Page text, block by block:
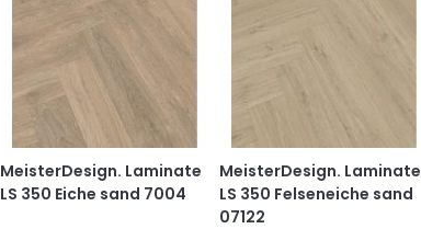
MeisterDesign. Laminate
LS 350 Eiche sand 7004
MeisterDesign. Laminate
LS 350 Felseneiche sand
07122